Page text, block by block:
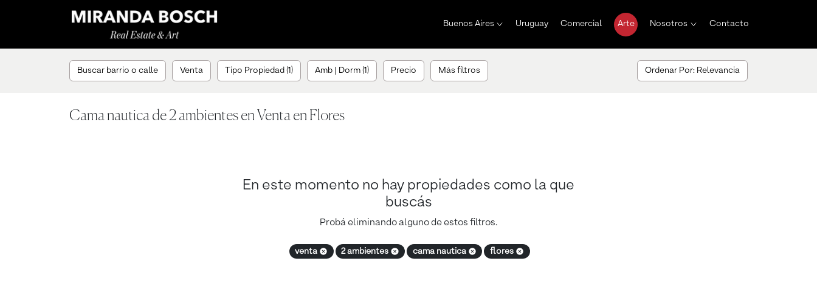
Buenos Aires Uruguay Comercial Arte Nosotros Contacto
Buscar barrio o calle Venta Tipo Propiedad (1) Amb | Dorm (1) Precio Más filtros Ordenar Por: Relevancia
Cama nautica de 2 ambientes en Venta en Flores
En este momento no hay propiedades como la que
buscás
Probá eliminando alguno de estos filtros.
venta 2 ambientes cama nautica flores